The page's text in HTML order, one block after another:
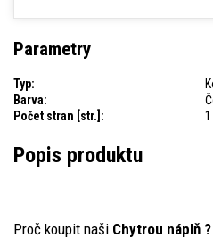
Parametry
Typ:
Barva:
Počet stran [str.]:
Popis produktu
Proč koupit naši Chytrou náplň ?